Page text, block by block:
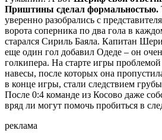
Приштины сделал формальностью.
уверенно разобрались с
ворота соперника по два гола в
старался Сириль Баяла. Капитан
еще один гол добавил Одеде – он
голкипера. На старте игры
навесы, после которых она
в конце игры, стали следствием
После 0:4 команде из Косово даже
вряд ли могут помочь пробиться в
реклама